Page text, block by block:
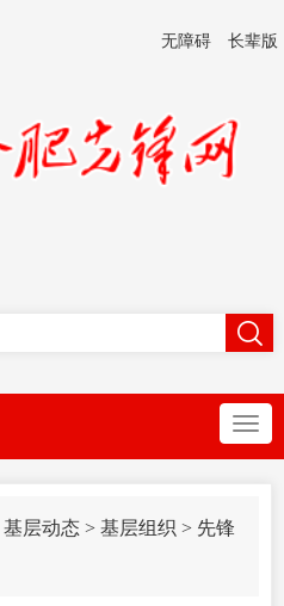
无障碍 长辈版
基层动态 > 基层组织 > 先锋